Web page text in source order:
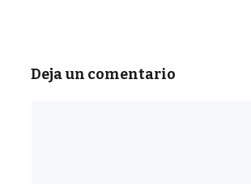
Deja un comentario